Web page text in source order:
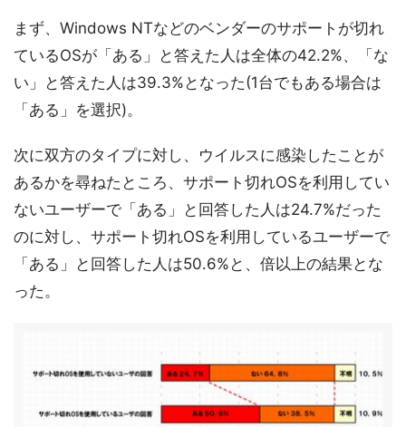
まず、Windows NTなどのベンダーのサポートが切れ
ているOSが「ある」と答えた人は全体の42.2%、「な
い」と答えた人は39.3%となった(1台でもある場合は
「ある」を選択)。
次に双方のタイプに対し、ウイルスに感染したことが
あるかを尋ねたところ、サポート切れOSを利用してい
ないユーザーで「ある」と回答した人は24.7%だった
のに対し、サポート切れOSを利用しているユーザーで
「ある」と回答した人は50.6%と、倍以上の結果とな
った。